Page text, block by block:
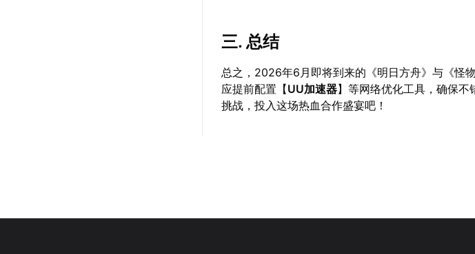
三. 总结
总之，2026年6月即将到来的《明日方舟》与《怪
应提前配置【UU加速器】等网络优化工具，确保
挑战，投入这场热血合作盛宴吧！